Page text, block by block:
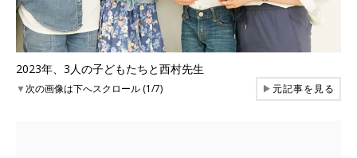
2023年、3人の子どもたちと西村先生
▼次の画像は下へスクロール (1/7) ▶元記事を見る